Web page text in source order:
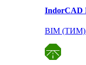
IndorCAD
BIM (ТИМ)